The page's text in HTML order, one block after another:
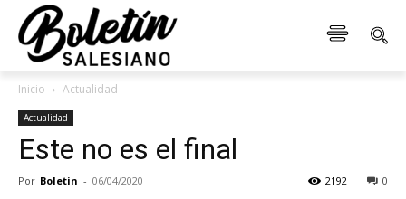
Inicio Actualidad
Actualidad
Este no es el final
Por Boletin - 06/04/2020 0
2192